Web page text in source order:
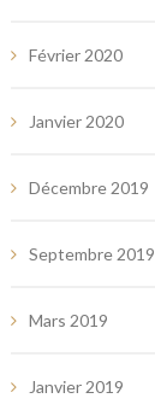
Février 2020
Janvier 2020
Décembre 2019
Septembre 2019
Mars 2019
Janvier 2019